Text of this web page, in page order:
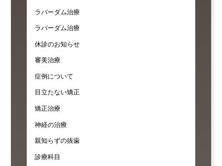
ラバーダム治療
ラバーダム治療
休診のお知らせ
審美治療
症例について
目立たない矯正
矯正治療
神経の治療
親知らずの抜歯
診療科目